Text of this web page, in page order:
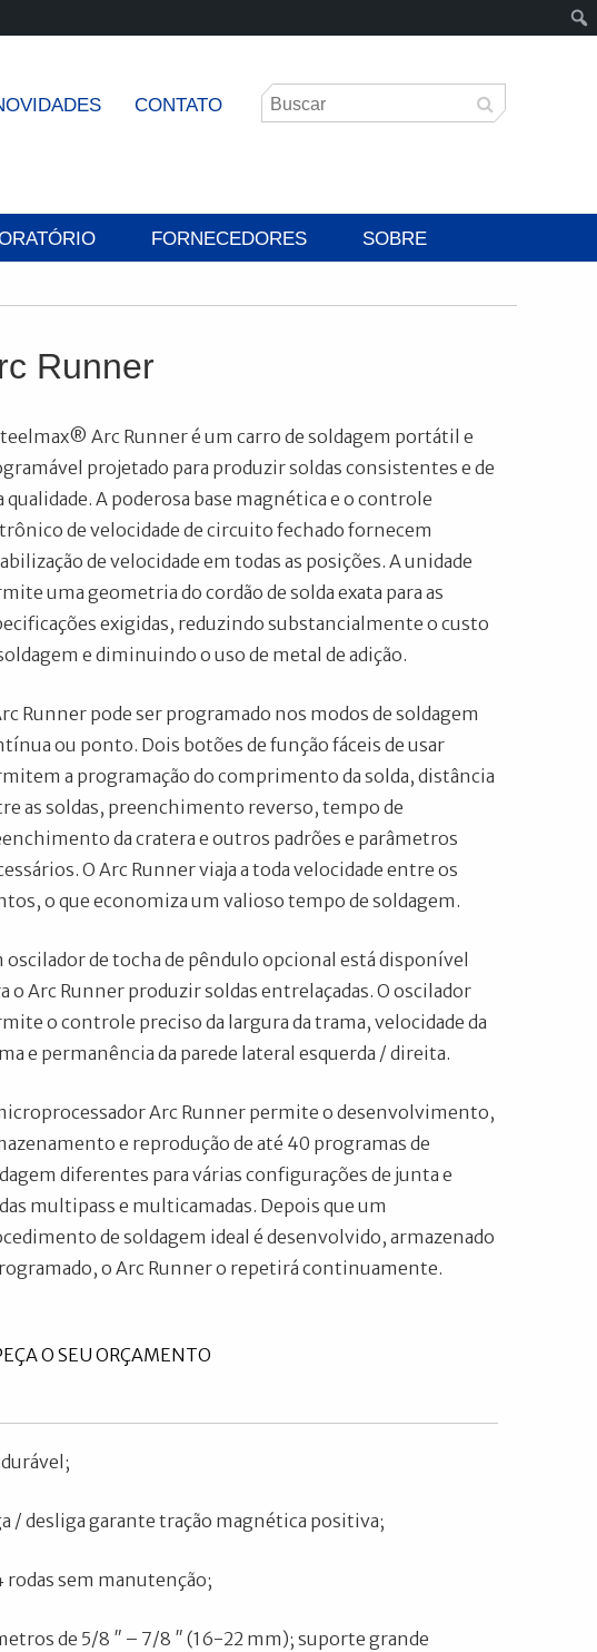
CONTATO
FORNECEDORES SOBRE
Runner
Arc Runner é um carro de soldagem portátil e
projetado para produzir soldas consistentes e de
qualidade. A poderosa base magnética e o controle
de velocidade de circuito fechado fornecem
de velocidade em todas as posições. A unidade
uma geometria do cordão de solda exata para as
exigidas, reduzindo substancialmente o custo
e diminuindo o uso de metal de adição.
Runner pode ser programado nos modos de soldagem
ou ponto. Dois botões de função fáceis de usar
a programação do comprimento da solda, distância
as soldas, preenchimento reverso, tempo de
da cratera e outros padrões e parâmetros
O Arc Runner viaja a toda velocidade entre os
o que economiza um valioso tempo de soldagem.
oscilador de tocha de pêndulo opcional está disponível
o Arc Runner produzir soldas entrelaçadas. O oscilador
o controle preciso da largura da trama, velocidade da
e permanência da parede lateral esquerda / direita.
Arc Runner permite o desenvolvimento,
e reprodução de até 40 programas de
diferentes para várias configurações de junta e
multipass e multicamadas. Depois que um
de soldagem ideal é desenvolvido, armazenado
o Arc Runner o repetirá continuamente.
O SEU ORÇAMENTO
/ desliga garante tração magnética positiva;
rodas sem manutenção;
de 5/8 ″ – 7/8 ″ (16-22 mm); suporte grande